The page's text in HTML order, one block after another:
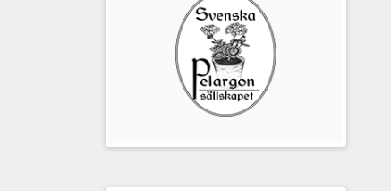
Pelargonsällskapets
aktiviteter